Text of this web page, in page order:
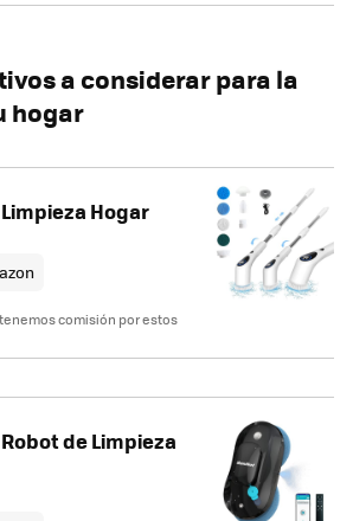
a considerar para la
hogar
Hogar
comisión por estos
de Limpieza